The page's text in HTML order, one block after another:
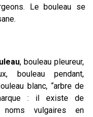
Le bouleau se
, bouleau pleureur,
bouleau pendant,
blanc, “arbre de
: il existe de
noms vulgaires en